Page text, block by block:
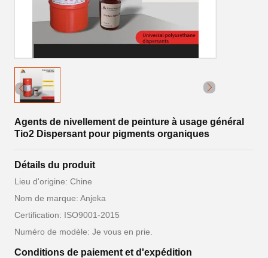
Agents de nivellement de peinture à usage général
Tio2 Dispersant pour pigments organiques
Détails du produit
Lieu d'origine: Chine
Nom de marque: Anjeka
Certification: ISO9001-2015
Numéro de modèle: Je vous en prie.
Conditions de paiement et d'expédition